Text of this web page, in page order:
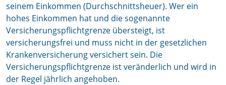
seinem Einkommen (Durchschnittsheuer). Wer ein
hohes Einkommen hat und die sogenannte
Versicherungspflichtgrenze übersteigt, ist
versicherungsfrei und muss nicht in der gesetzlichen
Krankenversicherung versichert sein. Die
Versicherungspflichtgrenze ist veränderlich und wird in
der Regel jährlich angehoben.